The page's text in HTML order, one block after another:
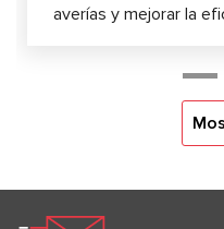
averías y mejorar la